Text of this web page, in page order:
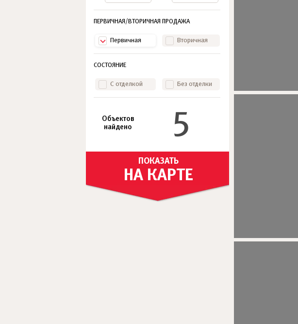
ПЕРВИЧНАЯ/ВТОРИЧНАЯ ПРОДАЖА
Первичная Вторичная
СОСТОЯНИЕ
С отделкой Без отделки
Объектов
найдено
5
ПОКАЗАТЬ
НА КАРТЕ